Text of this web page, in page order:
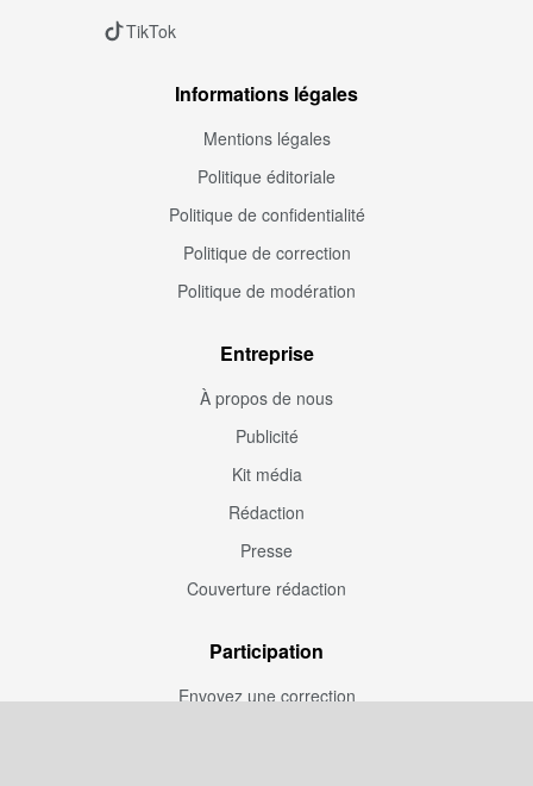
TikTok
Informations légales
Mentions légales
Politique éditoriale
Politique de confidentialité
Politique de correction
Politique de modération
Entreprise
À propos de nous
Publicité
Kit média
Rédaction
Presse
Couverture rédaction
Participation
Envoyez une correction